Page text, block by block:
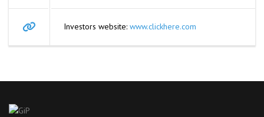
Investors website: www.clickhere.com